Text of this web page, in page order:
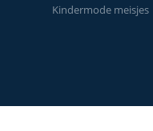
Kindermode meisjes